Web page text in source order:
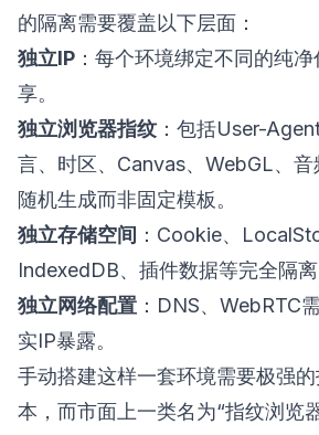
的隔离需要覆盖以下层面：
独立IP ：每个环境绑定不同的纯
享。
独立浏览器指纹：包括User-
言、时区、Canvas、WebGL、
随机生成而非固定模板。
独立存储空间 ：Cookie、
IndexedDB、插件数据等完全隔离
独立网络配置 ：DNS、WebRTC
实IP暴露。
手动搭建这样一套环境需要极强
本，而市面上一类名为“指纹浏览